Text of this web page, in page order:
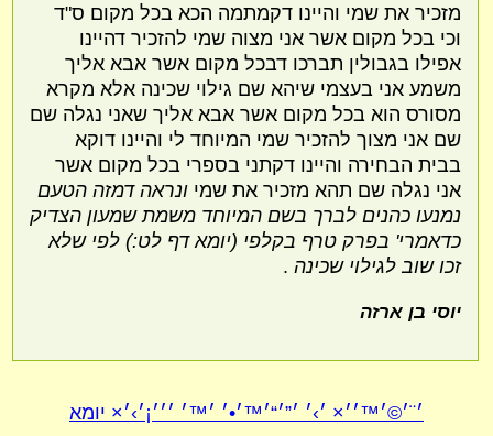
מזכיר את שמי והיינו דקמתמה הכא בכל מקום ס"ד
וכי בכל מקום אשר אני מצוה שמי להזכיר דהיינו
אפילו בגבולין תברכו דבכל מקום אשר אבא אליך
משמע אני בעצמי שיהא שם גילוי שכינה אלא מקרא
מסורס הוא בכל מקום אשר אבא אליך שאני נגלה שם
שם אני מצוך להזכיר שמי המיוחד לי והיינו דוקא
בבית הבחירה והיינו דקתני בספרי בכל מקום אשר
אני נגלה שם תהא מזכיר את שמי ונראה דמזה הטעם
נמנעו כהנים לברך בשם המיוחד משמת שמעון הצדיק
כדאמרי' בפרק טרף בקלפי (יומא דף לט:) לפי שלא
זכו שוב לגילוי שכינה .
יוסי בן ארזה
׳¨׳©׳™׳׳× ׳›׳ ׳”׳“׳™׳•׳ ׳™׳ ׳׳׳¡׳›׳× יומא